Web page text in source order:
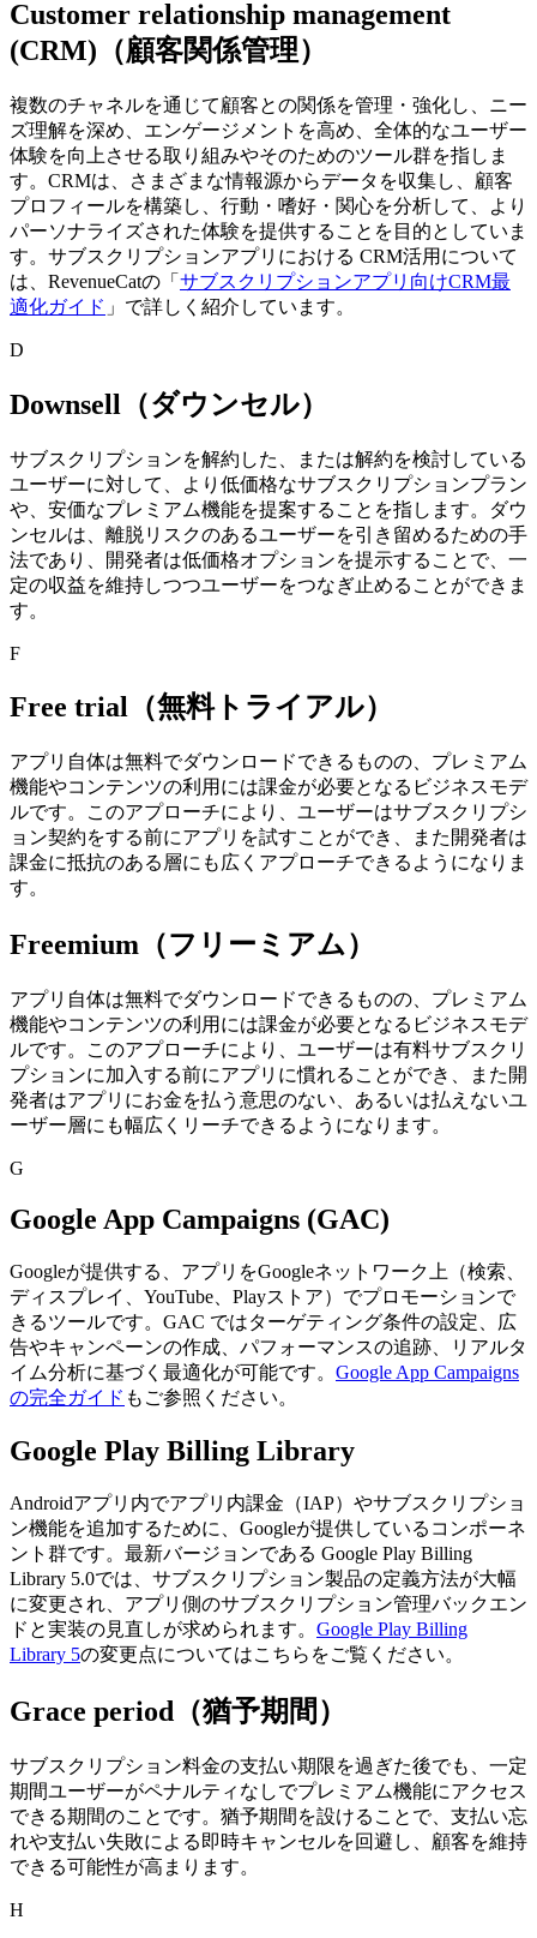
Customer relationship management
(CRM)（顧客関係管理）
複数のチャネルを通じて顧客との関係を管理・強化し、ニー
ズ理解を深め、エンゲージメントを高め、全体的なユーザー
体験を向上させる取り組みやそのためのツール群を指しま
す。 CRMは、さまざまな情報源からデータを収集し、顧客
プロフィールを構築し、行動・嗜好・関心を分析して、より
パーソナライズされた体験を提供することを目的としていま
す。 サブスクリプションアプリにおける CRM活用について
は、RevenueCatの「 サブスクリプションアプリ向けCRM最
適化ガイド 」で詳しく紹介しています。
D
Downsell（ダウンセル）
サブスクリプションを解約した、または解約を検討している
ユーザーに対して、より低価格なサブスクリプションプラン
や、安価なプレミアム機能を提案することを指します。
ダウ
ンセルは、離脱リスクのあるユーザーを引き留めるための手
法であり、開発者は低価格オプションを提示することで、一
定の収益を維持しつつユーザーをつなぎ止めることができま
す。
F
Free trial（無料トライアル）
アプリ自体は無料でダウンロードできるものの、プレミアム
機能やコンテンツの利用には課金が必要となるビジネスモデ
ルです。
このアプローチにより、ユーザーはサブスクリプシ
ョン契約をする前にアプリを試すことができ、また開発者は
課金に抵抗のある層にも広くアプローチできるようになりま
す。
Freemium（フリーミアム）
アプリ自体は無料でダウンロードできるものの、プレミアム
機能やコンテンツの利用には課金が必要となるビジネスモデ
ルです。
このアプローチにより、ユーザーは有料サブスクリ
プションに加入する前にアプリに慣れることができ、また開
発者はアプリにお金を払う意思のない、あるいは払えないユ
ーザー層にも幅広くリーチできるようになります。
G
Google App Campaigns (GAC)
Googleが提供する、アプリをGoogleネットワーク上（検索、
ディスプレイ、YouTube、Playストア）でプロモーションで
きるツールです。 GAC ではターゲティング条件の設定、広
告やキャンペーンの作成、パフォーマンスの追跡、リアルタ
イム分析に基づく最適化が可能です。 Google App Campaigns
の完全ガイド もご参照ください。
Google Play Billing Library
Androidアプリ内でアプリ内課金（IAP）やサブスクリプショ
ン機能を追加するために、Googleが提供しているコンポーネ
ント群です。 最新バージョンである Google Play Billing
Library 5.0では、サブスクリプション製品の定義方法が大幅
に変更され、アプリ側のサブスクリプション管理バックエン
ドと実装の見直しが求められます。 Google Play Billing
Library 5の変更点についてはこちらをご覧ください。
Grace period（猶予期間）
サブスクリプション料金の支払い期限を過ぎた後でも、一定
期間ユーザーがペナルティなしでプレミアム機能にアクセス
できる期間のことです。 猶予期間を設けることで、支払い忘
れや支払い失敗による即時キャンセルを回避し、顧客を維持
できる可能性が高まります。
H